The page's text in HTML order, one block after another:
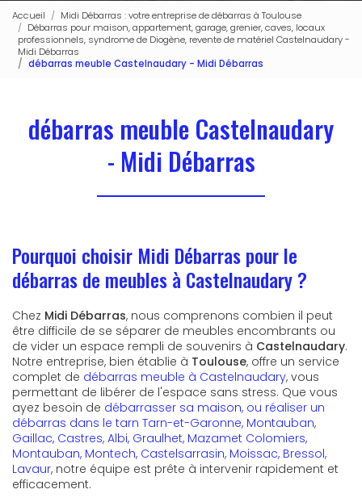
Accueil
Midi Débarras : votre entreprise de débarras à Toulouse
Débarras pour maison, appartement, garage, grenier, caves, locaux
professionnels, syndrome de Diogène, revente de matériel Castelnaudary -
Midi Débarras
débarras meuble Castelnaudary - Midi Débarras
débarras meuble Castelnaudary
- Midi Débarras
Pourquoi choisir Midi Débarras pour le
débarras de meubles à Castelnaudary ?
Chez Midi Débarras, nous comprenons combien il peut
être difficile de se séparer de meubles encombrants ou
de vider un espace rempli de souvenirs à Castelnaudary.
Notre entreprise, bien établie à Toulouse, offre un service
complet de débarras meuble à Castelnaudary, vous
permettant de libérer de l'espace sans stress. Que vous
ayez besoin de débarrasser sa maison, ou réaliser un
débarras dans le tarn Tarn-et-Garonne, Montauban,
Gaillac, Castres, Albi, Graulhet, Mazamet Colomiers,
Montauban, Montech, Castelsarrasin, Moissac, Bressol,
Lavaur, notre équipe est prête à intervenir rapidement et
efficacement.